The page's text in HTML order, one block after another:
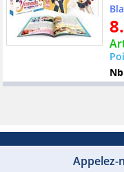
Appelez-